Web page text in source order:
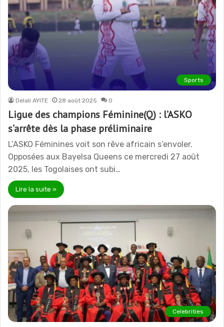
Sports
Delali AYITE 28 août 2025 0
Ligue des champions Féminine(Q) : l’ASKO
s’arrête dès la phase préliminaire
L’ASKO Féminines voit son rêve africain s’envoler.
Opposées aux Bayelsa Queens ce mercredi 27 août
2025, les Togolaises ont subi…
Lire la suite »
Celebrities